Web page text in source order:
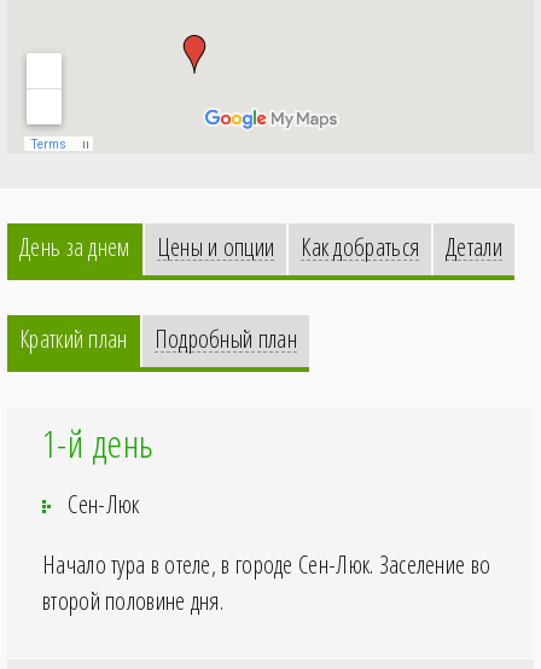
День за днем Цены и опции Как добраться Детали
Краткий план Подробный план
1-й день
Сен-Люк
Начало тура в отеле, в городе Сен-Люк. Заселение во
второй половине дня.